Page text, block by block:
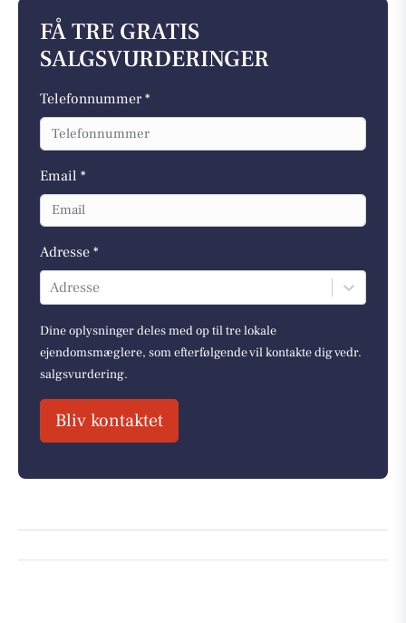
FÅ TRE GRATIS
SALGSVURDERINGER
Telefonnummer *
Email *
Adresse *
Adresse
Dine oplysninger deles med op til tre lokale
ejendomsmæglere, som efterfølgende vil kontakte dig vedr.
salgsvurdering.
Bliv kontaktet